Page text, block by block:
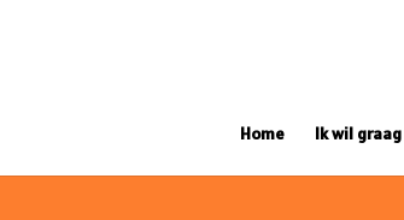
Home Ik wil graag